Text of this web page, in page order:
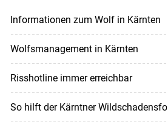
Informationen zum Wolf in Kärnten
Wolfsmanagement in Kärnten
Risshotline immer erreichbar
So hilft der Kärntner